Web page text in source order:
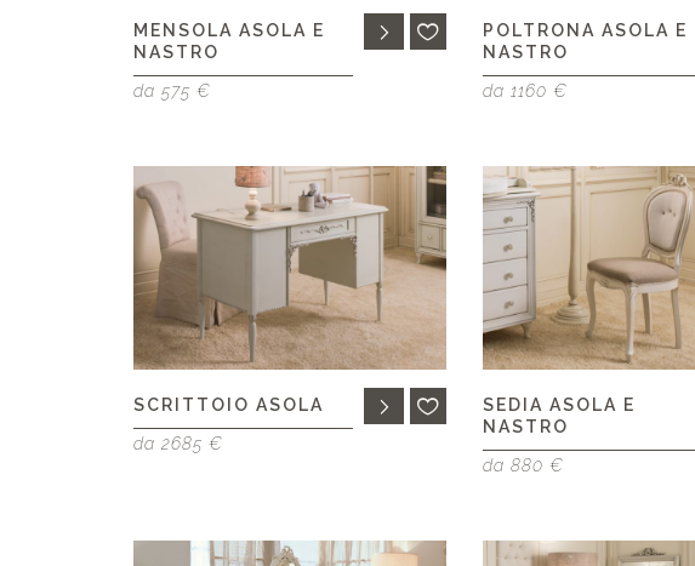
MENSOLA ASOLA E
NASTRO
da 575 €
POLTRONA ASOLA E
NASTRO
da 1160 €
SCRITTOIO ASOLA
da 2685 €
SEDIA ASOLA E
NASTRO
da 880 €